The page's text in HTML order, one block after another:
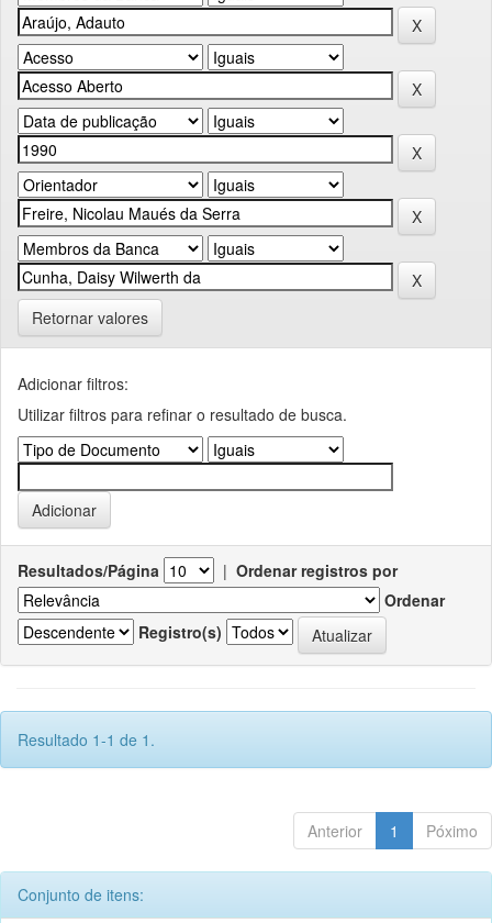
Retornar valores
Adicionar filtros:
Utilizar filtros para refinar o resultado de busca.
Resultados/Página | Ordenar registros por
Ordenar
Registro(s)
Resultado 1-1 de 1.
Anterior 1 Póximo
Conjunto de itens: